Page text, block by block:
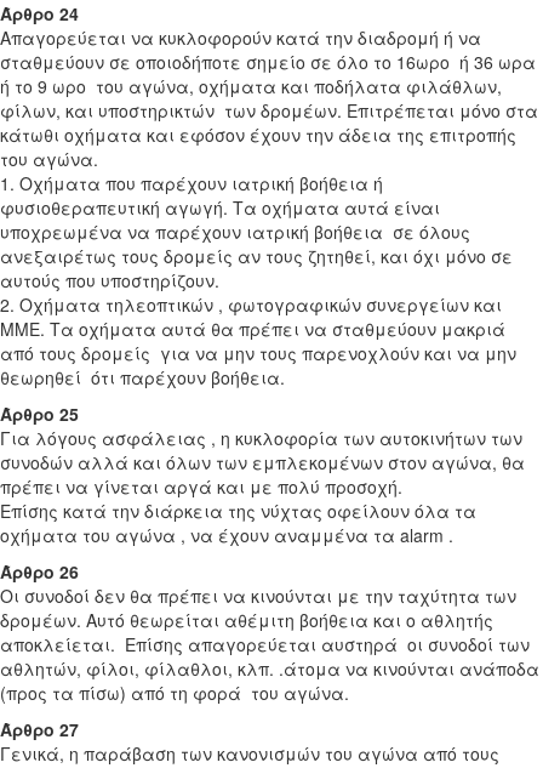
Άρθρο 24
Απαγορεύεται να κυκλοφορούν κατά την διαδρομή ή να
σταθμεύουν σε οποιοδήποτε σημείο σε όλο το 16ωρο ή 36 ωρα
ή το 9 ωρο του αγώνα, οχήματα και ποδήλατα φιλάθλων,
φίλων, και υποστηρικτών των δρομέων. Επιτρέπεται μόνο στα
κάτωθι οχήματα και εφόσον έχουν την άδεια της επιτροπής
του αγώνα.
1. Οχήματα που παρέχουν ιατρική βοήθεια ή
φυσιοθεραπευτική αγωγή. Τα οχήματα αυτά είναι
υποχρεωμένα να παρέχουν ιατρική βοήθεια σε όλους
ανεξαιρέτως τους δρομείς αν τους ζητηθεί, και όχι μόνο σε
αυτούς που υποστηρίζουν.
2. Οχήματα τηλεοπτικών , φωτογραφικών συνεργείων και
ΜΜΕ. Τα οχήματα αυτά θα πρέπει να σταθμεύουν μακριά
από τους δρομείς για να μην τους παρενοχλούν και να μην
θεωρηθεί ότι παρέχουν βοήθεια.
Άρθρο 25
Για λόγους ασφάλειας , η κυκλοφορία των αυτοκινήτων των
συνοδών αλλά και όλων των εμπλεκομένων στον αγώνα, θα
πρέπει να γίνεται αργά και με πολύ προσοχή.
Επίσης κατά την διάρκεια της νύχτας οφείλουν όλα τα
οχήματα του αγώνα , να έχουν αναμμένα τα alarm .
Άρθρο 26
Οι συνοδοί δεν θα πρέπει να κινούνται με την ταχύτητα των
δρομέων. Αυτό θεωρείται αθέμιτη βοήθεια και ο αθλητής
αποκλείεται. Επίσης απαγορεύεται αυστηρά οι συνοδοί των
αθλητών, φίλοι, φίλαθλοι, κλπ. .άτομα να κινούνται ανάποδα
(προς τα πίσω) από τη φορά του αγώνα.
Άρθρο 27
Γενικά, η παράβαση των κανονισμών του αγώνα από τους